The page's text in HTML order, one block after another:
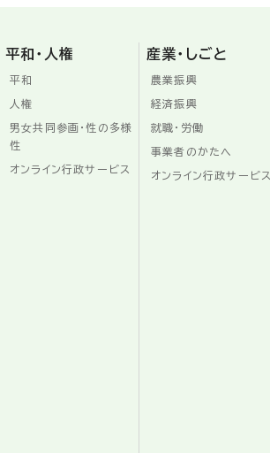
平和・人権
平和
人権
男女共同参画・性の多様
性
オンライン行政サービス
産業・しごと
農業振興
経済振興
就職・労働
事業者のかたへ
オンライン行政サービス